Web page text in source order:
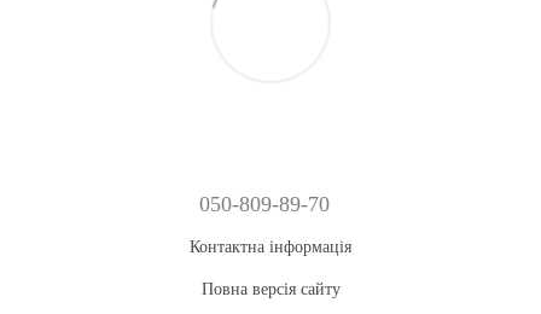
050-809-89-70
Контактна інформація
Повна версія сайту